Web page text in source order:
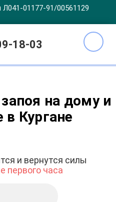
01177-91/00561129
18-03
на дому и
в Кургане
и вернутся силы
первого часа